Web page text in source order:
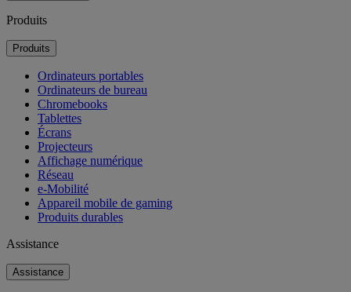
Produits
Produits
Ordinateurs portables
Ordinateurs de bureau
Chromebooks
Tablettes
Écrans
Projecteurs
Affichage numérique
Réseau
e-Mobilité
Appareil mobile de gaming
Produits durables
Assistance
Assistance